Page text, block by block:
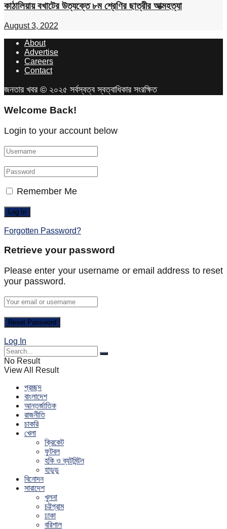
কাঠালিয়ায় বখাটের উত্যক্তে ৮ম শ্রেণির ছাত্রীর আত্মহত্যা
August 3, 2022
About
Advertise
Careers
Contact
জনতার খবর © ২০২৫ সর্বস্বত্ব স্বত্বাধিকার সংরক্ষিত
Welcome Back!
Login to your account below
Remember Me
Forgotten Password?
Retrieve your password
Please enter your username or email address to reset
your password.
Log In
No Result
View All Result
প্রচ্ছদ
বাংলাদেশ
আন্তর্জাতিক
রাজনীতি
চাকরি
খেলা
ক্রিকেট
ফুটবল
হকি ও ব্যটমিন্টন
হাডুডু
বিনোদন
সারাদেশ
খুলনা
চট্টগ্রাম
ঢাকা
বরিশাল